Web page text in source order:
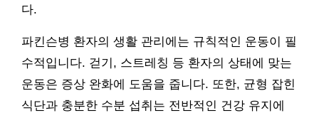
다.
파킨슨병 환자의 생활 관리에는 규칙적인 운동이 필
수적입니다. 걷기, 스트레칭 등 환자의 상태에 맞는
운동은 증상 완화에 도움을 줍니다. 또한, 균형 잡힌
식단과 충분한 수분 섭취는 전반적인 건강 유지에